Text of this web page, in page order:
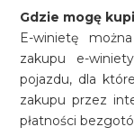
Gdzie mogę
E-winietę
zakupu e-
pojazdu, dla
zakupu przez
płatności